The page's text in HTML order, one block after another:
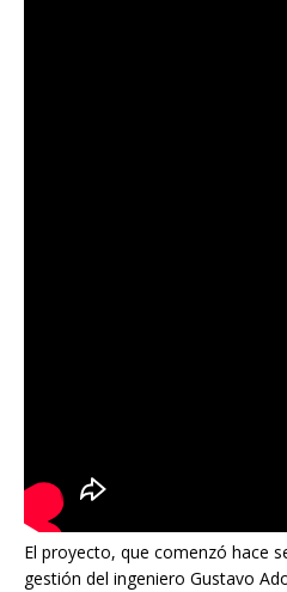
El proyecto, que comenzó hace
gestión del ingeniero Gustavo